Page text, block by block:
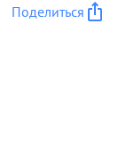
Поделиться